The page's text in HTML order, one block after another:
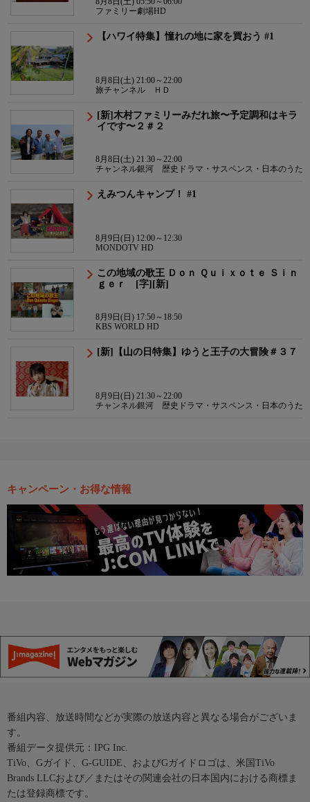
ファミリー劇場HD
【ハワイ特集】憧れの地に家を買おう #1
8月8日(土) 21:00～22:00
旅チャンネル ＨＤ
[新]木村ファミリーみだれ旅〜予定調和はキラ
イです〜２＃２
8月8日(土) 21:30～22:00
チャンネル銀河 歴史ドラマ・サスペンス・日本のうた
えみつんキャンプ！ #1
8月9日(日) 12:00～12:30
MONDOTV HD
この地域の歌王 Ｄｏｎ Ｑｕｉｘｏｔｅ Ｓｉｎ
ｇｅｒ [字][新]
8月9日(日) 17:50～18:50
KBS WORLD HD
[新]【山の日特集】ゆうと王子の大冒険＃３７
8月9日(日) 21:30～22:00
チャンネル銀河 歴史ドラマ・サスペンス・日本のうた
キャンペーン・お得な情報
番組内容、放送時間などが実際の放送内容と異なる場合がございま
す。
番組データ提供元：IPG Inc.
TiVo、Gガイド、G-GUIDE、およびGガイドロゴは、米国TiVo
Brands LLCおよび／またはその関連会社の日本国内における商標ま
たは登録商標です。